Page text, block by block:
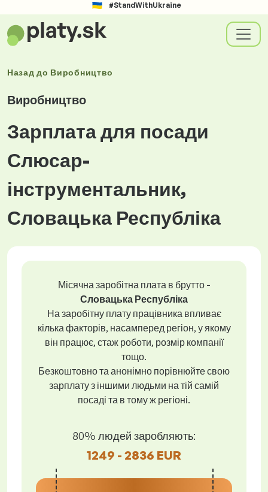
#StandWithUkraine
Назад до Виробництво
Виробництво
Зарплата для посади
Слюсар-
інструментальник,
Словацька Республіка
Місячна заробітна плата в брутто -
Словацька Республіка
На заробітну плату працівника впливає
кілька факторів, насамперед регіон, у якому
він працює, стаж роботи, розмір компанії
тощо.
Безкоштовно та анонімно порівнюйте свою
зарплату з іншими людьми на тій самій
посаді та в тому ж регіоні.
80% людей заробляють:
1249 - 2836 EUR